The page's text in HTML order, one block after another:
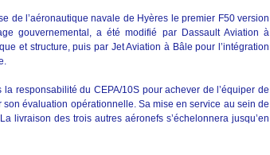
de l’aéronautique navale de Hyères le premier F50 version
gouvernemental, a été modifié par Dassault Aviation à
et structure, puis par Jet Aviation à Bâle pour l’intégration
responsabilité du CEPA/10S pour achever de l’équiper de
évaluation opérationnelle. Sa mise en service au sein de
livraison des trois autres aéronefs s’échelonnera jusqu’en